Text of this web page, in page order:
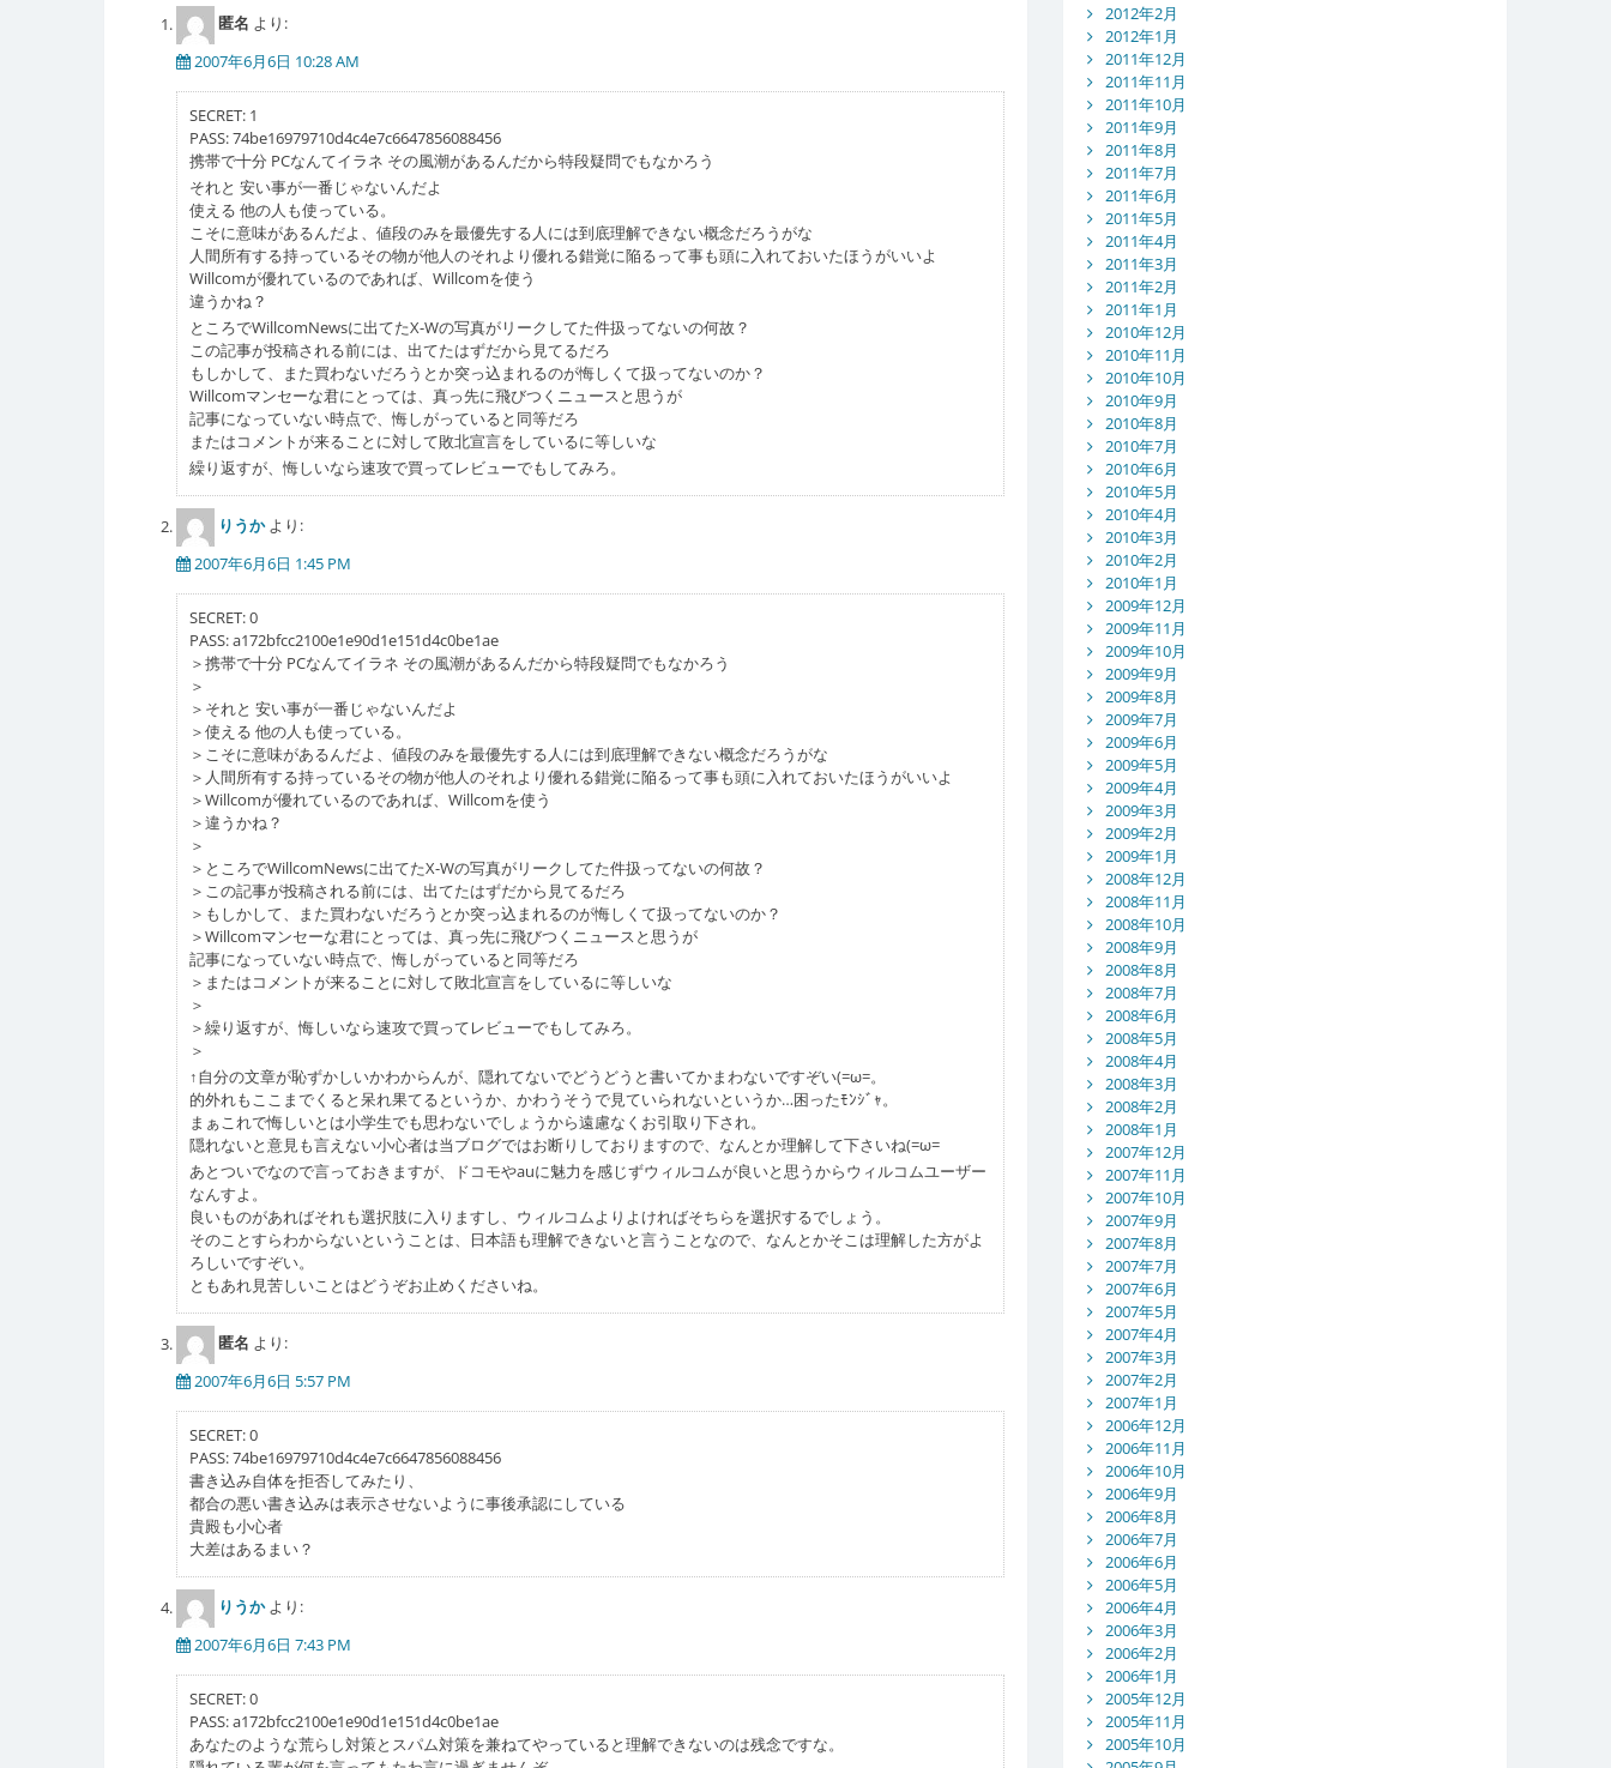
ー
匿名 より:
2007年6月6日 10:28 AM
SECRET: 1
PASS: 74be16979710d4c4e7c6647856088456
携帯で十分 PCなんてイラネ その風潮があるんだから特段疑問でもなかろう
それと 安い事が一番じゃないんだよ
使える 他の人も使っている。
こそに意味があるんだよ、値段のみを最優先する人には到底理解できない概念だろうがな
人間所有する持っているその物が他人のそれより優れる錯覚に陥るって事も頭に入れておいたほうがいいよ
Willcomが優れているのであれば、Willcomを使う
違うかね？
ところでWillcomNewsに出てたX-Wの写真がリークしてた件扱ってないの何故？
この記事が投稿される前には、出てたはずだから見てるだろ
もしかして、また買わないだろうとか突っ込まれるのが悔しくて扱ってないのか？
Willcomマンセーな君にとっては、真っ先に飛びつくニュースと思うが
記事になっていない時点で、悔しがっていると同等だろ
またはコメントが来ることに対して敗北宣言をしているに等しいな
繰り返すが、悔しいなら速攻で買ってレビューでもしてみろ。
りうか より:
2007年6月6日 1:45 PM
SECRET: 0
PASS: a172bfcc2100e1e90d1e151d4c0be1ae
＞携帯で十分 PCなんてイラネ その風潮があるんだから特段疑問でもなかろう
＞
＞それと 安い事が一番じゃないんだよ
＞使える 他の人も使っている。
＞こそに意味があるんだよ、値段のみを最優先する人には到底理解できない概念だろうがな
＞人間所有する持っているその物が他人のそれより優れる錯覚に陥るって事も頭に入れておいたほうがいいよ
＞Willcomが優れているのであれば、Willcomを使う
＞違うかね？
＞
＞ところでWillcomNewsに出てたX-Wの写真がリークしてた件扱ってないの何故？
＞この記事が投稿される前には、出てたはずだから見てるだろ
＞もしかして、また買わないだろうとか突っ込まれるのが悔しくて扱ってないのか？
＞Willcomマンセーな君にとっては、真っ先に飛びつくニュースと思うが
記事になっていない時点で、悔しがっていると同等だろ
＞またはコメントが来ることに対して敗北宣言をしているに等しいな
＞
＞繰り返すが、悔しいなら速攻で買ってレビューでもしてみろ。
＞
↑自分の文章が恥ずかしいかわからんが、隠れてないでどうどうと書いてかまわないですぞい(=ω=。
的外れもここまでくると呆れ果てるというか、かわうそうで見ていられないというか…困ったﾓﾝｼﾞｬ。
まぁこれで悔しいとは小学生でも思わないでしょうから遠慮なくお引取り下され。
隠れないと意見も言えない小心者は当ブログではお断りしておりますので、なんとか理解して下さいね(=ω=
あとついでなので言っておきますが、ドコモやauに魅力を感じずウィルコムが良いと思うからウィルコムユーザー
なんすよ。
良いものがあればそれも選択肢に入りますし、ウィルコムよりよければそちらを選択するでしょう。
そのことすらわからないということは、日本語も理解できないと言うことなので、なんとかそこは理解した方がよ
ろしいですぞい。
ともあれ見苦しいことはどうぞお止めくださいね。
匿名 より:
2007年6月6日 5:57 PM
SECRET: 0
PASS: 74be16979710d4c4e7c6647856088456
書き込み自体を拒否してみたり、
都合の悪い書き込みは表示させないように事後承認にしている
貴殿も小心者
大差はあるまい？
りうか より:
2007年6月6日 7:43 PM
SECRET: 0
PASS: a172bfcc2100e1e90d1e151d4c0be1ae
あなたのような荒らし対策とスパム対策を兼ねてやっていると理解できないのは残念ですな。
2012年2月
2012年1月
2011年12月
2011年11月
2011年10月
2011年9月
2011年8月
2011年7月
2011年6月
2011年5月
2011年4月
2011年3月
2011年2月
2011年1月
2010年12月
2010年11月
2010年10月
2010年9月
2010年8月
2010年7月
2010年6月
2010年5月
2010年4月
2010年3月
2010年2月
2010年1月
2009年12月
2009年11月
2009年10月
2009年9月
2009年8月
2009年7月
2009年6月
2009年5月
2009年4月
2009年3月
2009年2月
2009年1月
2008年12月
2008年11月
2008年10月
2008年9月
2008年8月
2008年7月
2008年6月
2008年5月
2008年4月
2008年3月
2008年2月
2008年1月
2007年12月
2007年11月
2007年10月
2007年9月
2007年8月
2007年7月
2007年6月
2007年5月
2007年4月
2007年3月
2007年2月
2007年1月
2006年12月
2006年11月
2006年10月
2006年9月
2006年8月
2006年7月
2006年6月
2006年5月
2006年4月
2006年3月
2006年2月
2006年1月
2005年12月
2005年11月
2005年10月